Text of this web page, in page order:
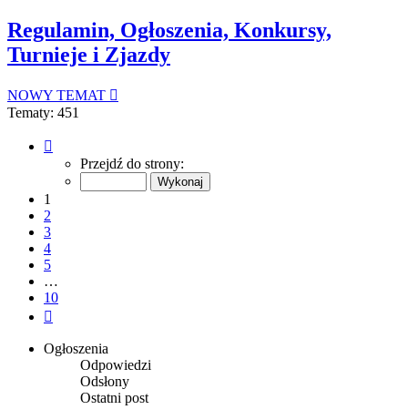
Regulamin, Ogłoszenia, Konkursy,
Turnieje i Zjazdy
NOWY TEMAT
Tematy: 451
Przejdź do strony:
1
2
3
4
5
…
10
Ogłoszenia
Odpowiedzi
Odsłony
Ostatni post